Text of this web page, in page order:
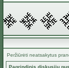
Peržiūrėti neatsakytus
Pagrindinis diskusijų